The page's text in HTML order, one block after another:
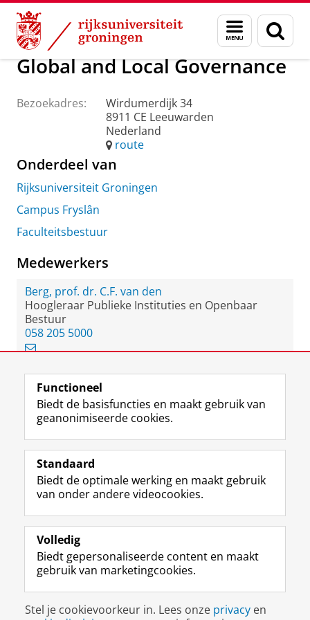
Skip
Content
Skip
Navigation
Menu
en
zoeken
Over ons Praktische zaken Waar vindt u ons
Global and Local Governance
Bezoekadres:
Wirdumerdijk 34
8911 CE Leeuwarden
Nederland
route
Onderdeel van
Rijksuniversiteit Groningen
Campus Fryslân
Faculteitsbestuur
Medewerkers
Berg, prof. dr. C.F. van den
Hoogleraar Publieke Instituties en Openbaar
Bestuur
058 205 5000
View this page in:English
Volg de RUG
F
a
e
b
o
p
a
i
n
L
i
k
e
I
-
p
g
i
R
S
-
f
e
R
k
s
I
n
t
r
m
c
c
Y
o
T
e
k
a
a
Studiekiezers
Alumni
Over ons
Disclaimer & Copyright
Functioneel
Biedt de basisfuncties en maakt gebruik van
geanonimiseerde cookies.
Standaard
Biedt de optimale werking en maakt gebruik
van onder andere videocookies.
Volledig
Biedt gepersonaliseerde content en maakt
gebruik van marketingcookies.
Stel je cookievoorkeur in. Lees onze privacy en